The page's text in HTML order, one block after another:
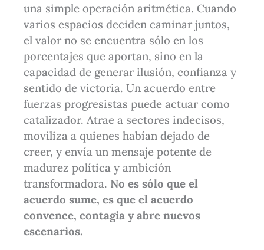
una simple operación aritmética. Cuando
varios espacios deciden caminar juntos,
el valor no se encuentra sólo en los
porcentajes que aportan, sino en la
capacidad de generar ilusión, confianza y
sentido de victoria. Un acuerdo entre
fuerzas progresistas puede actuar como
catalizador. Atrae a sectores indecisos,
moviliza a quienes habían dejado de
creer, y envía un mensaje potente de
madurez política y ambición
transformadora. No es sólo que el
acuerdo sume, es que el acuerdo
convence, contagia y abre nuevos
escenarios.